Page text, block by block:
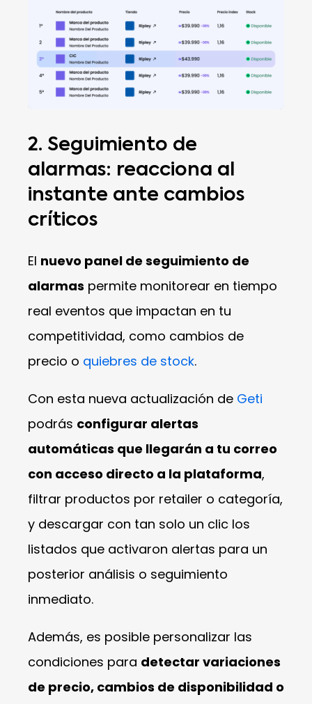
2. Seguimiento de
alarmas: reacciona al
instante ante cambios
críticos
El nuevo panel de seguimiento de
alarmas permite monitorear en tiempo
real eventos que impactan en tu
competitividad, como cambios de
precio o quiebres de stock.
Con esta nueva actualización de Geti
podrás configurar alertas
automáticas que llegarán a tu correo
con acceso directo a la plataforma,
filtrar productos por retailer o categoría,
y descargar con tan solo un clic los
listados que activaron alertas para un
posterior análisis o seguimiento
inmediato.
Además, es posible personalizar las
condiciones para detectar variaciones
de precio, cambios de disponibilidad o